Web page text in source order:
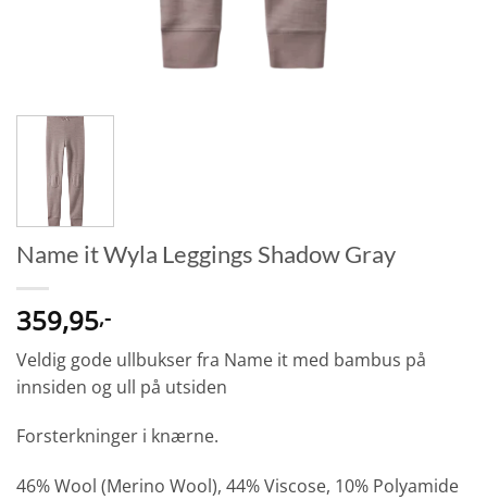
Name it Wyla Leggings Shadow Gray
359,95,-
Veldig gode ullbukser fra Name it med bambus på
innsiden og ull på utsiden
Forsterkninger i knærne.
46% Wool (Merino Wool), 44% Viscose, 10% Polyamide